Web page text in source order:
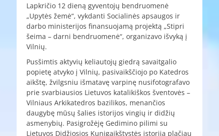
Lapkričio 12 dieną gyventojų bendruomenė
„Upytės žemė“, vykdanti Socialinės apsaugos ir
darbo ministerijos finansuojamą projektą „Stipri
šeima – darni bendruomenė“, organizavo išvyką į
Vilnių.
Pusšimtis aktyvių keliautojų giedrą savaitgalio
popietę atvyko į Vilnių, pasivaikščiojo po Katedros
aikštę, žvilgsniu išmatavę varpinę nusifotografavo
prie svarbiausios Lietuvos katalikiškos šventovės –
Vilniaus Arkikatedros bazilikos, menančios
daugybę mūsų šalies istorijos vingių ir didžių
asmenybių. Pasigrožėję Gedimino pilimi su
Lietuvos Didžiosios Kunigaikštystės istorija plačiau